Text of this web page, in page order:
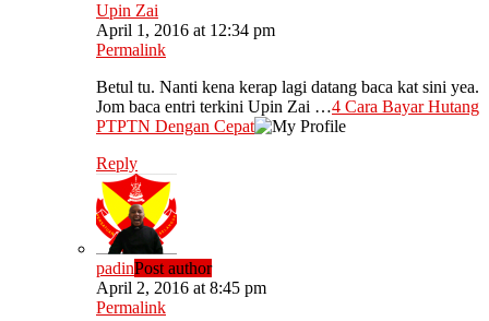
Upin Zai
April 1, 2016 at 12:34 pm
Permalink
Betul tu. Nanti kena kerap lagi datang baca kat sini yea.
Jom baca entri terkini Upin Zai …4 Cara Bayar Hutang
PTPTN Dengan Cepat
Reply
padinPost author
April 2, 2016 at 8:45 pm
Permalink